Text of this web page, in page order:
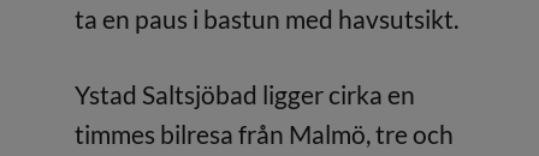
ta en paus i bastun med havsutsikt.
Ystad Saltsjöbad ligger cirka en
timmes bilresa från Malmö, tre och